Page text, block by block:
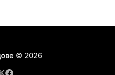
дявола – дур базик шаркан бабана сакатлък Двама
© 2026